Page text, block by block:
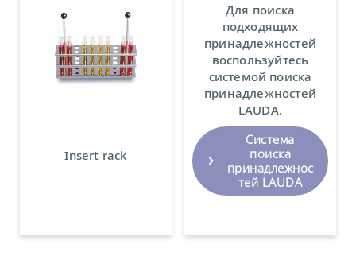
Insert rack
Для поиска
подходящих
принадлежностей
воспользуйтесь
системой поиска
принадлежностей
LAUDA.
Система
поиска
принадлежнос
тей LAUDA